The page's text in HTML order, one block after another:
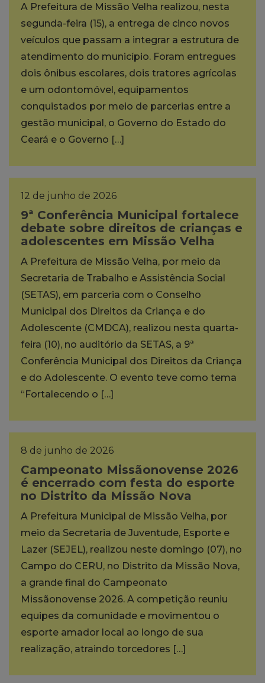
A Prefeitura de Missão Velha realizou, nesta
segunda-feira (15), a entrega de cinco novos
veículos que passam a integrar a estrutura de
atendimento do município. Foram entregues
dois ônibus escolares, dois tratores agrícolas
e um odontomóvel, equipamentos
conquistados por meio de parcerias entre a
gestão municipal, o Governo do Estado do
Ceará e o Governo […]
12 de junho de 2026
9ª Conferência Municipal fortalece
debate sobre direitos de crianças e
adolescentes em Missão Velha
A Prefeitura de Missão Velha, por meio da
Secretaria de Trabalho e Assistência Social
(SETAS), em parceria com o Conselho
Municipal dos Direitos da Criança e do
Adolescente (CMDCA), realizou nesta quarta-
feira (10), no auditório da SETAS, a 9ª
Conferência Municipal dos Direitos da Criança
e do Adolescente. O evento teve como tema
“Fortalecendo o […]
8 de junho de 2026
Campeonato Missãonovense 2026
é encerrado com festa do esporte
no Distrito da Missão Nova
A Prefeitura Municipal de Missão Velha, por
meio da Secretaria de Juventude, Esporte e
Lazer (SEJEL), realizou neste domingo (07), no
Campo do CERU, no Distrito da Missão Nova,
a grande final do Campeonato
Missãonovense 2026. A competição reuniu
equipes da comunidade e movimentou o
esporte amador local ao longo de sua
realização, atraindo torcedores […]